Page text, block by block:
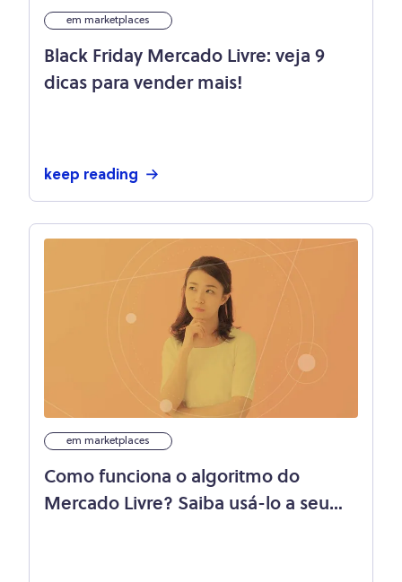
em marketplaces
Black Friday Mercado Livre: veja 9
dicas para vender mais!
keep reading
em marketplaces
Como funciona o algoritmo do
Mercado Livre? Saiba usá-lo a seu